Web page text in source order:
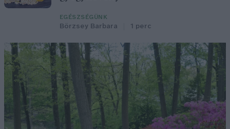
EGÉSZSÉGÜNK
Börzsey Barbara 1 perc